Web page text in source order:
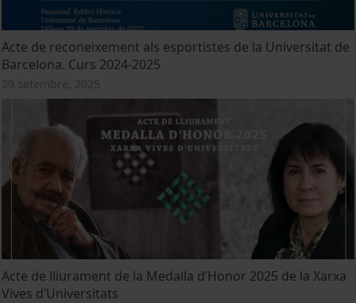
Acte de reconeixement als esportistes de la Universitat de
Barcelona. Curs 2024-2025
29 setembre, 2025
Acte de lliurament de la Medalla d’Honor 2025 de la Xarxa
Vives d’Universitats